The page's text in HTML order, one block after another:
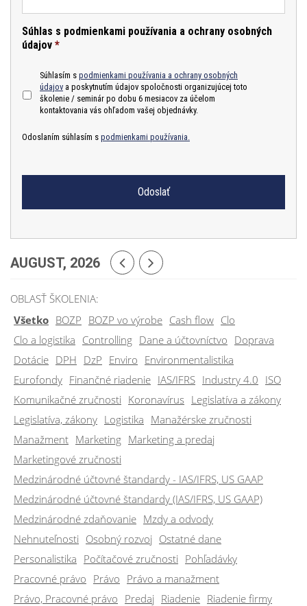
Súhlas s podmienkami používania a ochrany osobných
údajov *
Súhlasím s podmienkami používania a ochrany osobných
údajov a poskytnutím údajov spoločnosti organizujúcej toto
školenie / seminár po dobu 6 mesiacov za účelom
kontaktovania vás ohľadom vašej objednávky.
Odoslaním súhlasím s podmienkami používania.
AUGUST, 2026
OBLASŤ ŠKOLENIA:
Všetko BOZP BOZP vo výrobe Cash flow Clo
Clo a logistika Controlling Dane a účtovníctvo Doprava
Dotácie DPH DzP Enviro Environmentalistika
Eurofondy Finančné riadenie IAS/IFRS Industry 4.0 ISO
Komunikačné zručnosti Koronavírus Legislatíva a zákony
Legislatíva, zákony Logistika Manažérske zručnosti
Manažment Marketing Marketing a predaj
Marketingové zručnosti
Medzinárodné účtovné štandardy - IAS/IFRS, US GAAP
Medzinárodné účtovné štandardy (IAS/IFRS, US GAAP)
Medzinárodné zdaňovanie Mzdy a odvody
Nehnuteľnosti Osobný rozvoj Ostatné dane
Personalistika Počítačové zručnosti Pohľadávky
Pracovné právo Právo Právo a manažment
Právo, Pracovné právo Predaj Riadenie Riadenie firmy